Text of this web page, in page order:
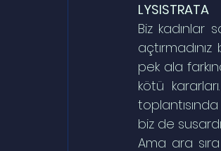
LYSISTRATA
Biz kadınlar
pek ala
kötü
biz de
Ama ara